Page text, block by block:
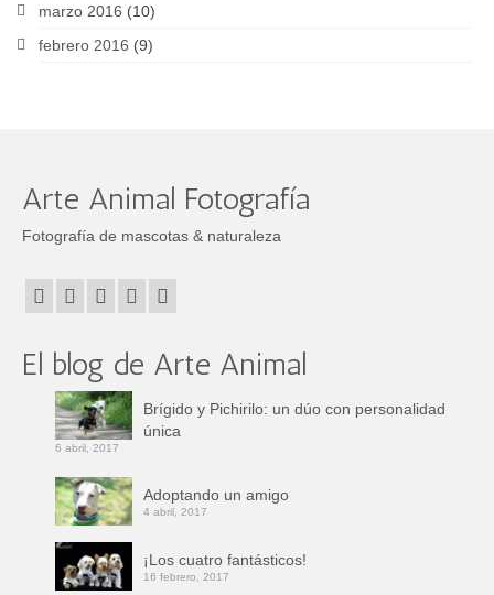
marzo 2016 (10)
febrero 2016 (9)
Arte Animal Fotografía
Fotografía de mascotas & naturaleza
El blog de Arte Animal
Brígido y Pichirilo: un dúo con personalidad
única
6 abril, 2017
Adoptando un amigo
4 abril, 2017
¡Los cuatro fantásticos!
16 febrero, 2017